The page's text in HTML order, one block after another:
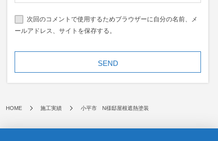
次回のコメントで使用するためブラウザーに自分の名前、メ
ールアドレス、サイトを保存する。
HOME 施工実績 小平市 N様邸屋根遮熱塗装